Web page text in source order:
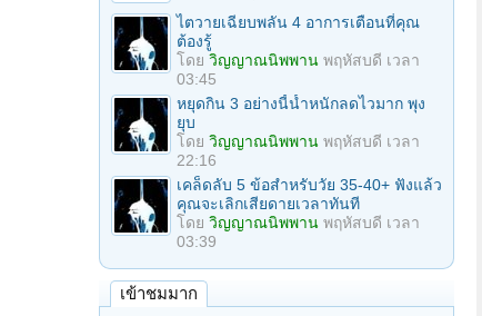
ไตวายเฉียบพลัน 4 อาการเตือนที่คุณ
ต้องรู้
โดย วิญญาณนิพพาน พฤหัสบดี เวลา
03:45
หยุดกิน 3 อย่างนี้น้ำหนักลดไวมาก พุง
ยุบ
โดย วิญญาณนิพพาน พฤหัสบดี เวลา
22:16
เคล็ดลับ 5 ข้อสำหรับวัย 35-40+ ฟังแล้ว
คุณจะเลิกเสียดายเวลาทันที
โดย วิญญาณนิพพาน พฤหัสบดี เวลา
03:39
เข้าชมมาก